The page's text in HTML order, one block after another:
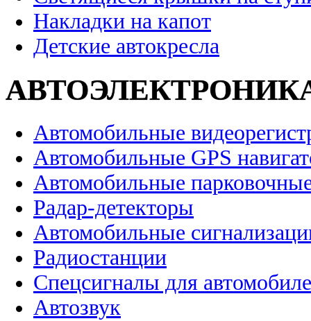
Накладки на капот
Детские автокресла
Автомобильные
Автомобильные GPS
Автомобильные
Радар-детекторы
Автомобильные
Радиостанции
Спецсигналы для
Автозвук